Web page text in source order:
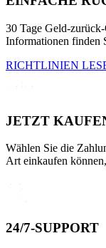
30 Tage Geld-
Informationen finden
RICHTLINIEN
JETZT
Wählen Sie die
Art einkaufen
24/7-SUPPORT